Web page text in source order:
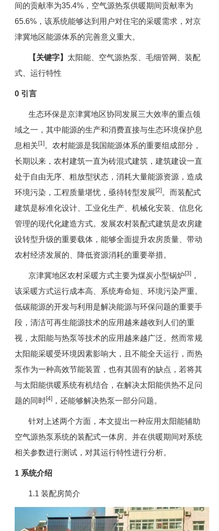
间的贡献率为35.4%，空气源热泵供暖期间贡献率为
65.6%，该系统能够达到用户对住宅的采暖需求，对京
津冀地区能源体系的完善意义重大。
【关键字】 太阳能、空气源热泵、毛细管网、装配
式、运行特性
0 引言
生态环保是京津冀地区协同发展三大效率的重点领
域之一，其中能源的生产和消费直接与生态环境保护息
息相关 [1] 。农村能源是我国能源体系的重要组成部分，
长期以来，农村建筑一直为砖混式建筑，建筑建设一直
处于自由无序、粗放型状态，消耗大量能源资源，造成
环境污染，工程质量堪忧，亟待转型发展 [2] 。而装配式
建筑是标准化设计、工业化生产、机械化安装、信息化
管理的现代化建造方式。发展农村装配式建筑是农房建
设转型升级的重要载体，能够全面提升农房质量、带动
农村经济发展的、降低资源消耗的重要举措。
京津冀地区农村采暖方式主要为煤炭小型锅炉 [3] ，
该采暖方式运行成本高、系统寿命短、环境污染严重。
低碳能源的开发与利用是解决能源与环保问题的重要手
段，清洁可再生能源技术的应用越来越收到人们的重
视，太阳能与热泵等技术的应用越来越广泛。然而常规
太阳能采暖受环境因素影响大，且不能全天运行，而热
泵作为一种高效节能装置，也有其固有的缺点，若将其
与太阳能供暖系统有机结合，在解决太阳能供热不足问
题的同时[4] ，还能够解决热泵一部分问题。
针对上述两个方面，本文提出一种应用太阳能辅助
空气源热泵系统的装配式一体房。并在供暖期间对系统
相关参数进行测试，对其运行特性进行分析。
1 系统介绍
1.1 装配房简介